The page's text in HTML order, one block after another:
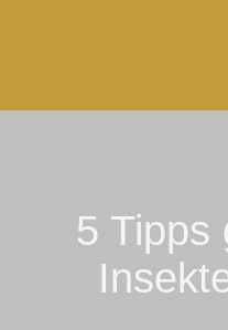
5 Tipps